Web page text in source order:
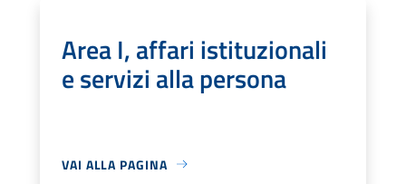
Area I, affari istituzionali
e servizi alla persona
VAI ALLA PAGINA